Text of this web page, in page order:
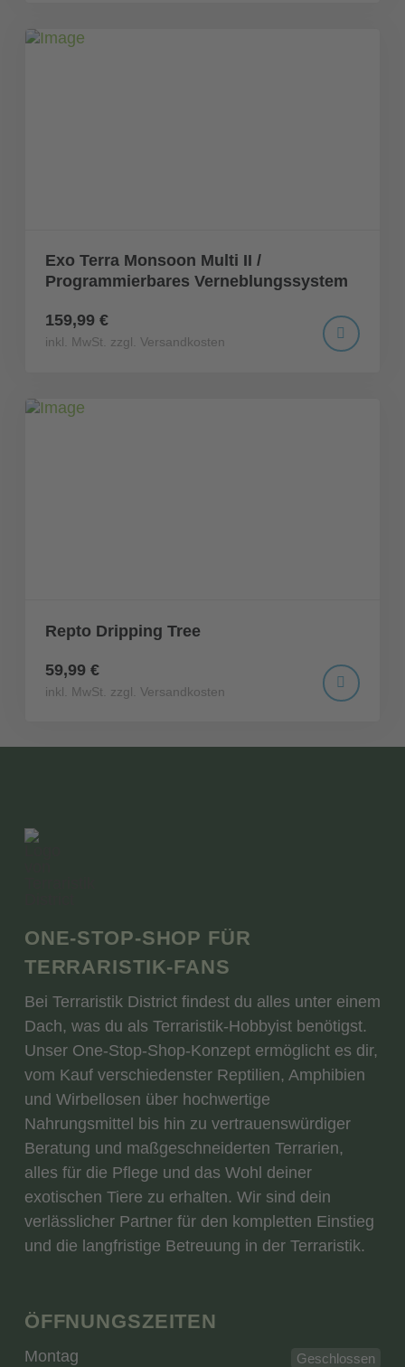
Exo Terra Monsoon Multi II /
Programmierbares Verneblungssystem
159,99 €
inkl. MwSt. zzgl. Versandkosten
Repto Dripping Tree
59,99 €
inkl. MwSt. zzgl. Versandkosten
ONE-STOP-SHOP FÜR
TERRARISTIK-FANS
Bei Terraristik District findest du alles unter einem
Dach, was du als Terraristik-Hobbyist benötigst.
Unser One-Stop-Shop-Konzept ermöglicht es dir,
vom Kauf verschiedenster Reptilien, Amphibien
und Wirbellosen über hochwertige
Nahrungsmittel bis hin zu vertrauenswürdiger
Beratung und maßgeschneiderten Terrarien,
alles für die Pflege und das Wohl deiner
exotischen Tiere zu erhalten. Wir sind dein
verlässlicher Partner für den kompletten Einstieg
und die langfristige Betreuung in der Terraristik.
ÖFFNUNGSZEITEN
Montag Geschlossen